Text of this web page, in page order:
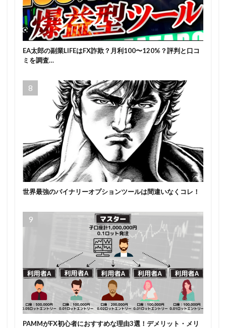
EA太郎の副業LIFEはFX詐欺？月利100〜120%？評判と口コ
ミを調査…
世界最強のバイナリーオプションツールは間違いなくコレ！
PAMMがFX初心者におすすめな理由3選！デメリット・メリ